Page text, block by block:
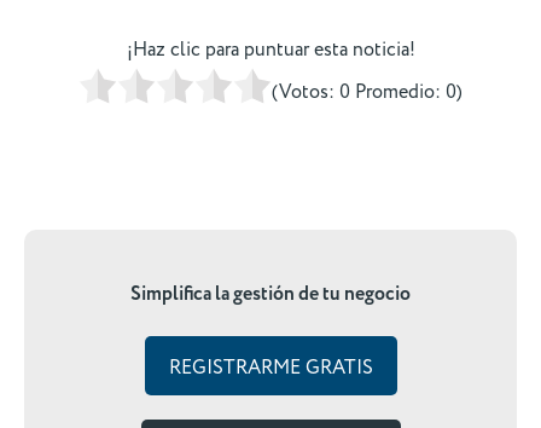
¡Haz clic para puntuar esta noticia!
(Votos: 0 Promedio: 0)
Simplifica la gestión de tu negocio
REGISTRARME GRATIS